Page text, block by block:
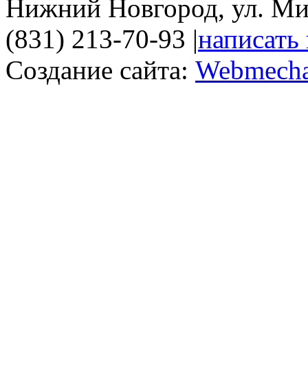
Нижний Новгород, ул.
(831) 213-70-93 |
Создание сайта: